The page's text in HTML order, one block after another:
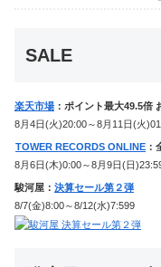
SALE
楽天市場 ：ポイント最大49.5倍
8月4日(火)20:00～8月11日(火
TOWER RECORDS ONLINE
8月6日(木)0:00～8月9日(日
駿河屋： 決算セール第２弾
8/7(金)8:00～8/12(水)7:599